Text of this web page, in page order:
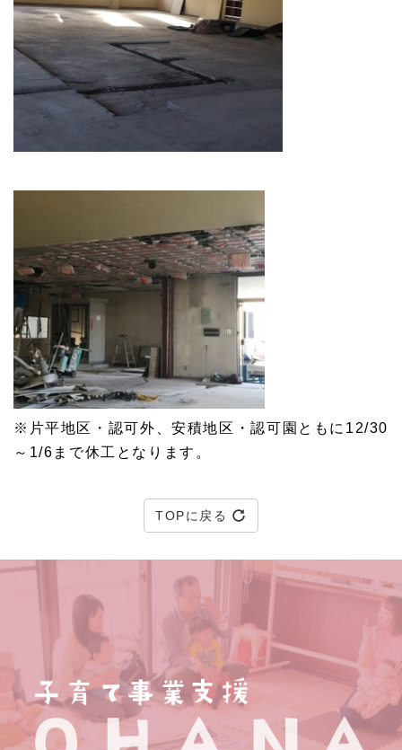
※片平地区・認可外、安積地区・認可園ともに12/30
～1/6まで休工となります。
TOPに戻る